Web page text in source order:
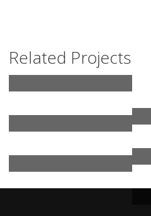
Related Projects